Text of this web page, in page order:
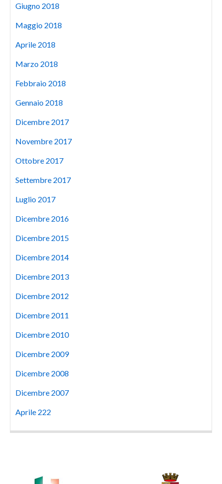
Giugno 2018
Maggio 2018
Aprile 2018
Marzo 2018
Febbraio 2018
Gennaio 2018
Dicembre 2017
Novembre 2017
Ottobre 2017
Settembre 2017
Luglio 2017
Dicembre 2016
Dicembre 2015
Dicembre 2014
Dicembre 2013
Dicembre 2012
Dicembre 2011
Dicembre 2010
Dicembre 2009
Dicembre 2008
Dicembre 2007
Aprile 222